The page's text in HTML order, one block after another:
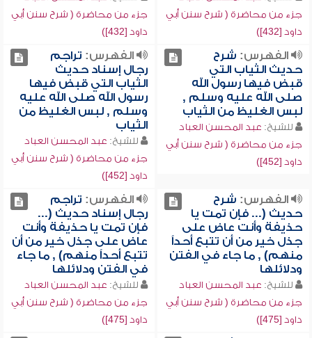
جزء من محاضرة ( شرح سنن أبي
داود [432])
جزء من محاضرة ( شرح سنن أبي
داود [432])
الفهرس: شرح
حديث الثياب التي
قبض فيها رسول الله
صلى الله عليه وسلم ,
لبس الغليظ من الثياب
للشيخ: عبد المحسن العباد
جزء من محاضرة ( شرح سنن أبي
داود [452])
الفهرس: تراجم
رجال إسناد حديث
الثياب التي قبض فيها
رسول الله صلى الله عليه
وسلم , لبس الغليظ من
الثياب
للشيخ: عبد المحسن العباد
جزء من محاضرة ( شرح سنن أبي
داود [452])
الفهرس: شرح
حديث (... فإن تمت يا
حذيفة وأنت عاض على
جذل خير من أن تتبع أحداً
منهم) , ما جاء في الفتن
ودلائلها
للشيخ: عبد المحسن العباد
جزء من محاضرة ( شرح سنن أبي
داود [475])
الفهرس: تراجم
رجال إسناد حديث (...
فإن تمت يا حذيفة وأنت
عاض على جذل خير من أن
تتبع أحداً منهم) , ما جاء
في الفتن ودلائلها
للشيخ: عبد المحسن العباد
جزء من محاضرة ( شرح سنن أبي
داود [475])